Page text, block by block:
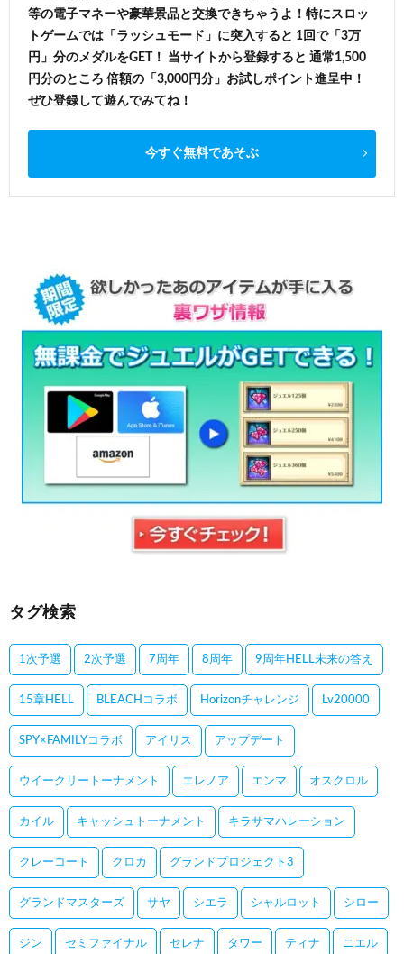
等の電子マネーや豪華景品と交換できちゃうよ！特にスロッ
トゲームでは「ラッシュモード」に突入すると 1回で「3万
円」分のメダルをGET！ 当サイトから登録すると 通常1,500
円分のところ 倍額の「3,000円分」お試しポイント進呈中！
ぜひ登録して遊んでみてね！
今すぐ無料であそぶ
タグ検索
1次予選 2次予選 7周年 8周年 9周年HELL未来の答え
15章HELL BLEACHコラボ Horizonチャレンジ Lv20000
SPY×FAMILYコラボ アイリス アップデート
ウイークリートーナメント エレノア エンマ オスクロル
カイル キャッシュトーナメント キラサマハレーション
クレーコート クロカ グランドプロジェクト3
グランドマスターズ サヤ シエラ シャルロット シロー
ジン セミファイナル セレナ タワー ティナ ニエル